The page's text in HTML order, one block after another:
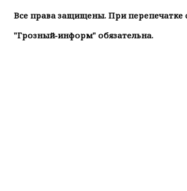
Все права защищены. При перепечатке
"Грозный-информ" обязательна.